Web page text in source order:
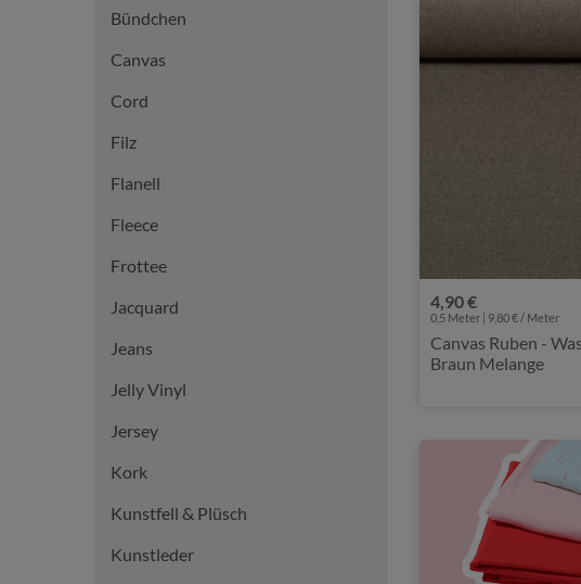
Bündchen
Canvas
Cord
Filz
Flanell
Fleece
Frottee
Jacquard
Jeans
Jelly Vinyl
Jersey
Kork
Kunstfell & Plüsch
Kunstleder
4,90 €
0,5 Meter | 9,80 € / Meter
Canvas Ruben -
Braun Melange